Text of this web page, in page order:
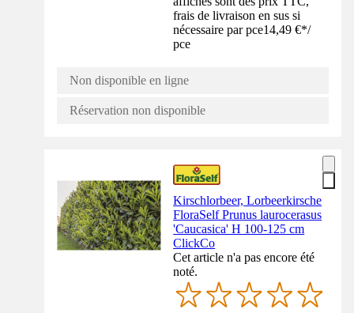
frais de livraison en sus si
nécessaire par pce14,49 €*/
pce
Non disponible en ligne
Réservation non disponible
Kirschlorbeer, Lorbeerkirsche
FloraSelf Prunus laurocerasus
'Caucasica' H 100-125 cm
ClickCo
Cet article n'a pas encore été
noté.